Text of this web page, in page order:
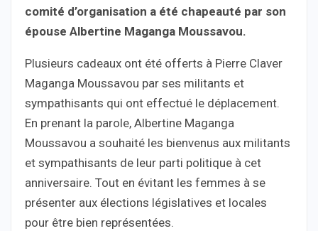
comité d’organisation a été chapeauté par son
épouse Albertine Maganga Moussavou.
Plusieurs cadeaux ont été offerts à Pierre Claver
Maganga Moussavou par ses militants et
sympathisants qui ont effectué le déplacement.
En prenant la parole, Albertine Maganga
Moussavou a souhaité les bienvenus aux militants
et sympathisants de leur parti politique à cet
anniversaire. Tout en évitant les femmes à se
présenter aux élections législatives et locales
pour être bien représentées.